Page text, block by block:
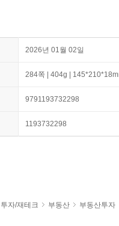
2026년 01월 02일
284쪽 | 404g |
9791193732298
1193732298
투자/재테크 부동산 부동산투자